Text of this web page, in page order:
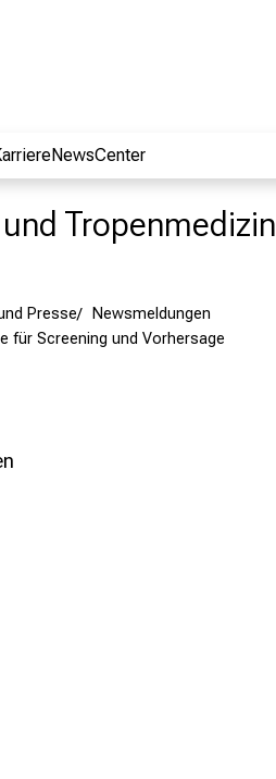
NewsCenter
Tropenmedizin
Presse
Newsmeldungen
für Screening und Vorhersage